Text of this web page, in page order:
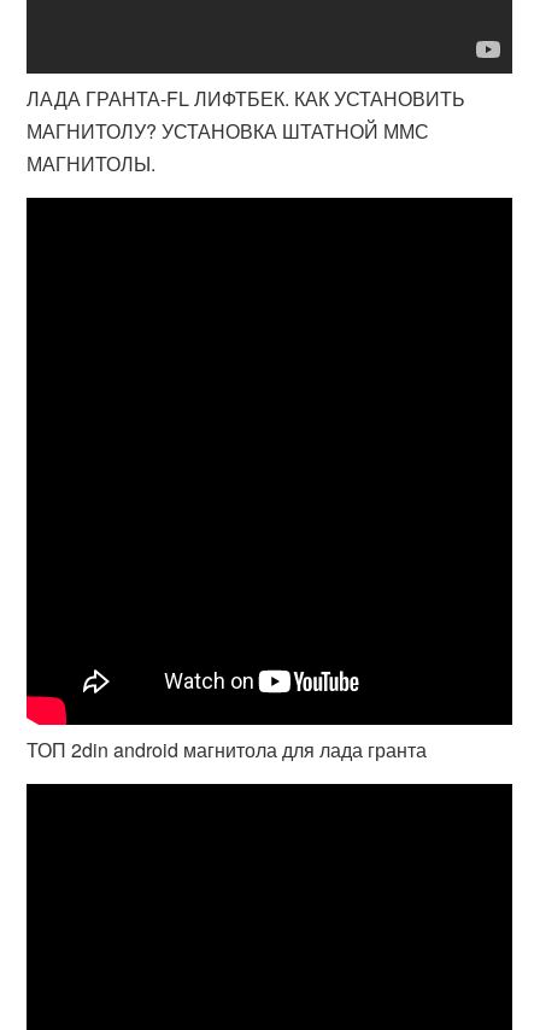
ЛАДА ГРАНТА-FL ЛИФТБЕК. КАК УСТАНОВИТЬ
МАГНИТОЛУ? УСТАНОВКА ШТАТНОЙ ММС
МАГНИТОЛЫ.
ТОП 2din android магнитола для лада гранта